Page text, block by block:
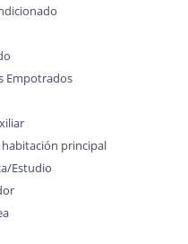
Empotrados
habitación principal
Estudio